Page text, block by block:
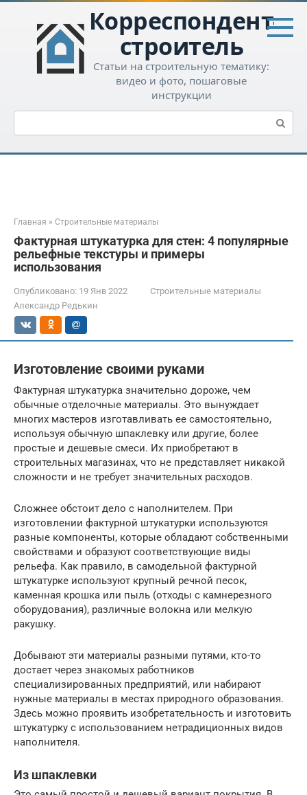
Перейти
контенту
Корреспондент-
строитель
Статьи на строительную тематику:
видео и фото, пошаговые
инструкции
Поиск:
Главная » Строительные материалы
Фактурная штукатурка для стен: 4 популярные
рельефные текстуры и примеры
использования
Опубликовано: 19 Янв 2022
Строительные материалы
Александр Редькин
Изготовление своими руками
Фактурная штукатурка значительно дороже, чем
обычные отделочные материалы. Это вынуждает
многих мастеров изготавливать ее самостоятельно,
используя обычную шпаклевку или другие, более
простые и дешевые смеси. Их приобретают в
строительных магазинах, что не представляет никакой
сложности и не требует значительных расходов.
Сложнее обстоит дело с наполнителем. При
изготовлении фактурной штукатурки используются
разные компоненты, которые обладают собственными
свойствами и образуют соответствующие виды
рельефа. Как правило, в самодельной фактурной
штукатурке используют крупный речной песок,
каменная крошка или пыль (отходы с камнерезного
оборудования), различные волокна или мелкую
ракушку.
Добывают эти материалы разными путями, кто-то
достает через знакомых работников
специализированных предприятий, или набирают
нужные материалы в местах природного образования.
Здесь можно проявить изобретательность и изготовить
штукатурку с использованием нетрадиционных видов
наполнителя.
Из шпаклевки